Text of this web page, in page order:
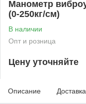
Манометр
(0-250кг/см)
В наличии
Опт и розница
Цену уточняйте
Описание Доставка